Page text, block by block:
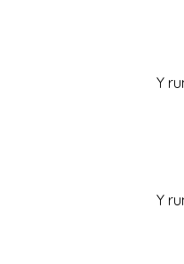
Y
Y